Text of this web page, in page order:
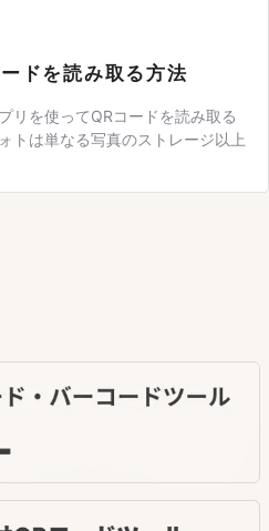
ドを読み取る方法
リを使ってQRコードを読み取る
トは単なる写真のストレージ以上